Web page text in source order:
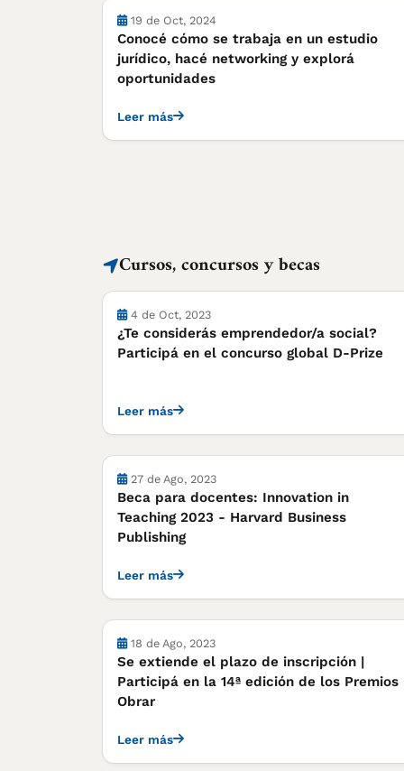
Actividades
19 de Oct, 2024
Conocé cómo se trabaja en un estudio
jurídico, hacé networking y explorá
oportunidades
Leer más
Cursos, concursos y becas
Cursos, concursos y becas
4 de Oct, 2023
¿Te considerás emprendedor/a social?
Participá en el concurso global D-Prize
Leer más
Cursos, concursos y becas
27 de Ago, 2023
Beca para docentes: Innovation in
Teaching 2023 - Harvard Business
Publishing
Leer más
Cursos, concursos y becas
18 de Ago, 2023
Se extiende el plazo de inscripción |
Participá en la 14ª edición de los Premios
Obrar
Leer más